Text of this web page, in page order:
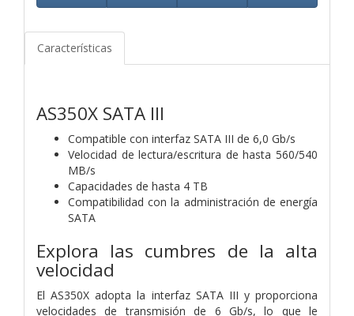
Características
AS350X SATA III
Compatible con interfaz SATA III de 6,0 Gb/s
Velocidad de lectura/escritura de hasta 560/540
MB/s
Capacidades de hasta 4 TB
Compatibilidad con la administración de energía
SATA
Explora las cumbres de la alta
velocidad
El AS350X adopta la interfaz SATA III y proporciona
velocidades de transmisión de 6 Gb/s, lo que le